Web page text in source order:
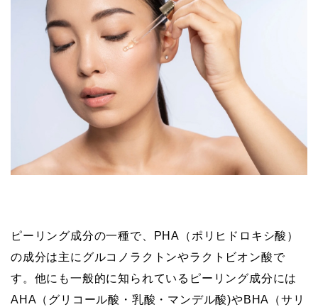
ピーリング成分の一種で、PHA（ポリヒドロキシ酸）
の成分は主にグルコノラクトンやラクトビオン酸で
す。他にも一般的に知られているピーリング成分には
AHA（グリコール酸・乳酸・マンデル酸)やBHA（サリ